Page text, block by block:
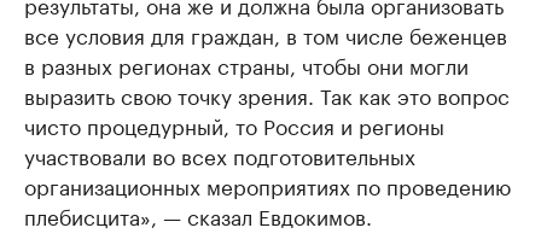
все условия для граждан, в том числе беженцев
в разных регионах страны, чтобы они могли
выразить свою точку зрения. Так как это вопрос
чисто процедурный, то Россия и регионы
участвовали во всех подготовительных
организационных мероприятиях по проведению
плебисцита», — сказал Евдокимов.